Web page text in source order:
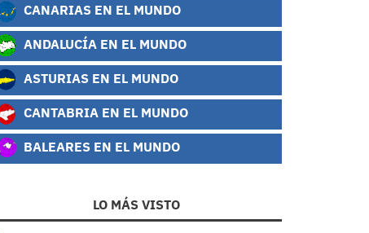
CANARIAS EN EL MUNDO
ANDALUCÍA EN EL MUNDO
ASTURIAS EN EL MUNDO
CANTABRIA EN EL MUNDO
BALEARES EN EL MUNDO
LO MÁS VISTO